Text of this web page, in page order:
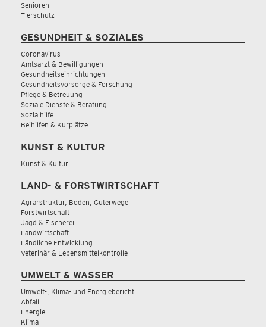
Senioren
Tierschutz
GESUNDHEIT & SOZIALES
Coronavirus
Amtsarzt & Bewilligungen
Gesundheitseinrichtungen
Gesundheitsvorsorge & Forschung
Pflege & Betreuung
Soziale Dienste & Beratung
Sozialhilfe
Beihilfen & Kurplätze
KUNST & KULTUR
Kunst & Kultur
LAND- & FORSTWIRTSCHAFT
Agrarstruktur, Boden, Güterwege
Forstwirtschaft
Jagd & Fischerei
Landwirtschaft
Ländliche Entwicklung
Veterinär & Lebensmittelkontrolle
UMWELT & WASSER
Umwelt-, Klima- und Energiebericht
Abfall
Energie
Klima